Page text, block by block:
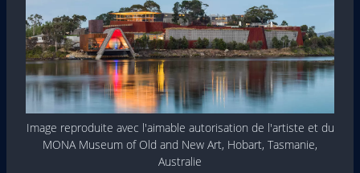
Image reproduite avec l'aimable autorisation de l'artiste et du
MONA Museum of Old and New Art, Hobart, Tasmanie,
Australie